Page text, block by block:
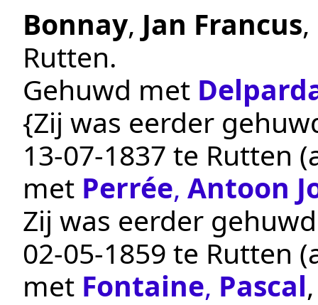
Bonnay, Jan Francus
Rutten.
Gehuwd met
{Zij was eerder
13‑07‑1837 te Rutten
met Perrée, Antoon
Zij was eerder
02‑05‑1859 te Rutten
met Fontaine, Pascal